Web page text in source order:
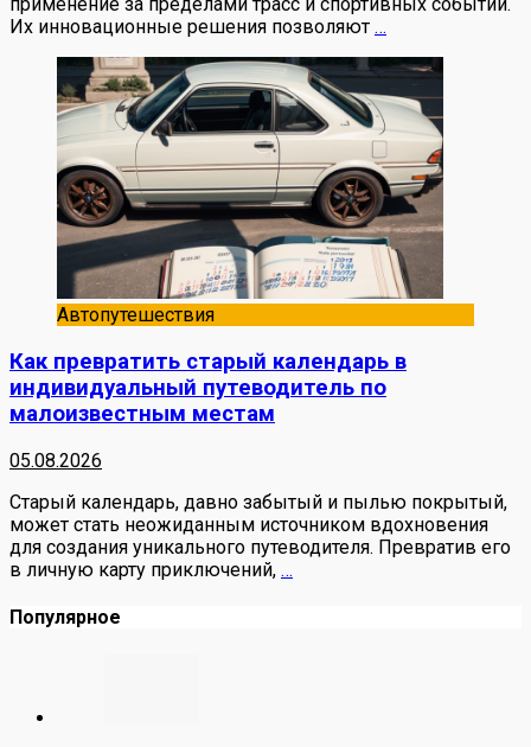
применение за пределами трасс и спортивных событий.
Их инновационные решения позволяют …
Автопутешествия
Как превратить старый календарь в
индивидуальный путеводитель по
малоизвестным местам
05.08.2026
Старый календарь, давно забытый и пылью покрытый,
может стать неожиданным источником вдохновения
для создания уникального путеводителя. Превратив его
в личную карту приключений, …
Популярное